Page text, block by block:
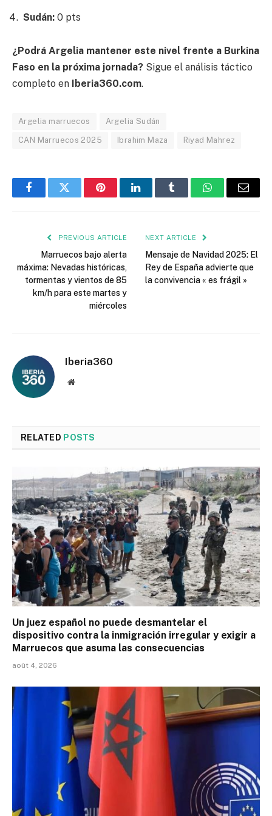
Sudán: 0 pts
¿Podrá Argelia mantener este nivel frente a Burkina
Faso en la próxima jornada? Sigue el análisis táctico
completo en Iberia360.com.
Argelia marruecos Argelia Sudán
CAN Marruecos 2025 Ibrahim Maza Riyad Mahrez
FacebookTwitter PinterestLinkedInTumblr WhatsAppEmail
PREVIOUS ARTICLE
Marruecos bajo alerta
máxima: Nevadas históricas,
tormentas y vientos de 85
km/h para este martes y
miércoles
NEXT ARTICLE
Mensaje de Navidad 2025: El
Rey de España advierte que
la convivencia « es frágil »
Iberia360
Website
RELATED POSTS
Un juez español no puede desmantelar el
dispositivo contra la inmigración irregular y exigir a
Marruecos que asuma las consecuencias
août 4, 2026